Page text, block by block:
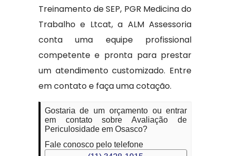
Treinamento de SEP, PGR Medicina do
Trabalho e Ltcat, a ALM Assessoria
conta uma equipe profissional
competente e pronta para prestar
um atendimento customizado. Entre
em contato e faça uma cotação.
Gostaria de um orçamento ou entrar
em contato sobre Avaliação de
Periculosidade em Osasco?
Fale conosco pelo telefone